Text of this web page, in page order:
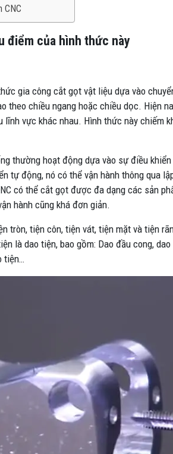
CNC
điểm của hình thức này
gia công cắt gọt vật liệu dựa vào
theo chiều ngang hoặc chiều dọc. Hiện
vực khác nhau. Hình thức này chiếm
thường hoạt động dựa vào sự điều
tự động, nó có thể vận hành thông qua
có thể cắt gọt được đa dạng các sản
hành cũng khá đơn giản.
tròn, tiện côn, tiện vát, tiện mặt và tiện
là dao tiện, bao gồm: Dao đầu cong,
tiện…